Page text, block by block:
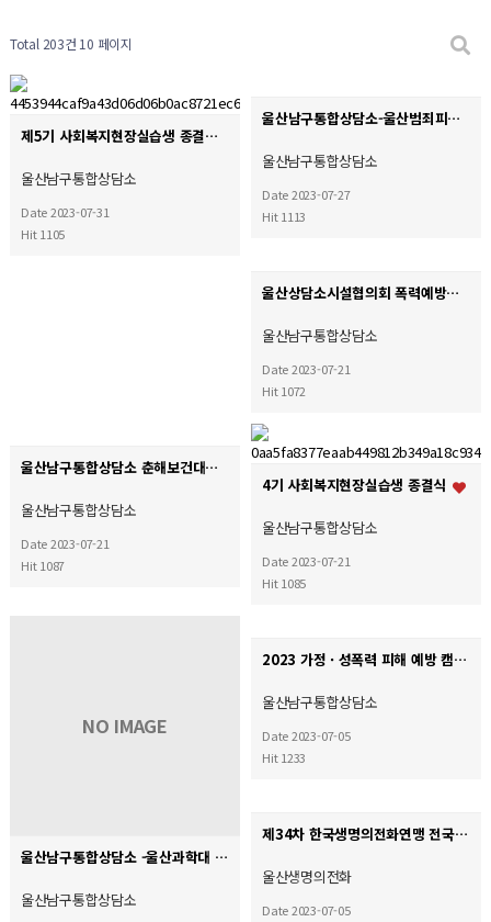
Total 203건 10 페이지
제5기 사회복지현장실습생 종결식
울산남구통합상담소
Date 2023-07-31
Hit 1105
울산남구통합상담소-울산범죄피해자지원센터 업무협약식
울산남구통합상담소
Date 2023-07-27
Hit 1113
울산상담소시설협의회 폭력예방캠페인
울산남구통합상담소
Date 2023-07-21
Hit 1072
울산남구통합상담소 춘해보건대학 업무협약체결
울산남구통합상담소
Date 2023-07-21
Hit 1087
4기 사회복지현장실습생 종결식
울산남구통합상담소
Date 2023-07-21
Hit 1085
NO IMAGE
울산남구통합상담소 -울산과학대 폭력예방교육 지원체계 구축 관련 업무협약 체결
울산남구통합상담소
2023 가정 · 성폭력 피해 예방 캠페인 진행
울산남구통합상담소
Date 2023-07-05
Hit 1233
제34차 한국생명의전화연맹 전국대회
울산생명의전화
Date 2023-07-05